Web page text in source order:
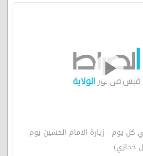
كل يوم - زيارة الامام الحسين يوم
حجازي)